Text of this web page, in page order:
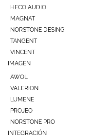
HECO AUDIO
MAGNAT
NORSTONE DESING
TANGENT
VINCENT
IMAGEN
AWOL
VALERION
LUMENE
PROJEO
NORSTONE PRO
INTEGRACIÓN